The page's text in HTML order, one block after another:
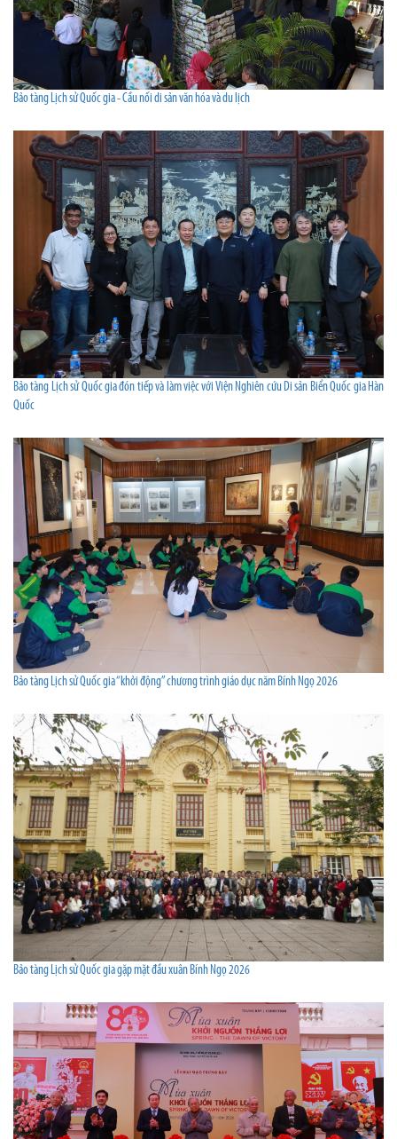
Bảo tàng Lịch sử Quốc gia - Cầu nối di sản văn hóa và du lịch
Bảo tàng Lịch sử Quốc gia đón tiếp và làm việc với Viện Nghiên cứu Di sản Biển Quốc gia Hàn
Quốc
Bảo tàng Lịch sử Quốc gia “khởi động” chương trình giáo dục năm Bính Ngọ 2026
Bảo tàng Lịch sử Quốc gia gặp mặt đầu xuân Bính Ngọ 2026